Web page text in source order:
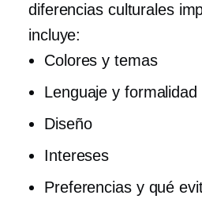
diferencias culturales
incluye:
Colores y temas
Lenguaje y formalidad
Diseño
Intereses
Preferencias y qué